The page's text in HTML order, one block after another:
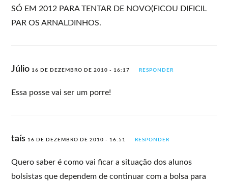
SÓ EM 2012 PARA TENTAR DE NOVO(FICOU DIFICIL
PAR OS ARNALDINHOS.
Júlio 16 DE DEZEMBRO DE 2010 - 16:17 RESPONDER
Essa posse vai ser um porre!
taís 16 DE DEZEMBRO DE 2010 - 16:51 RESPONDER
Quero saber é como vai ficar a situação dos alunos
bolsistas que dependem de continuar com a bolsa para